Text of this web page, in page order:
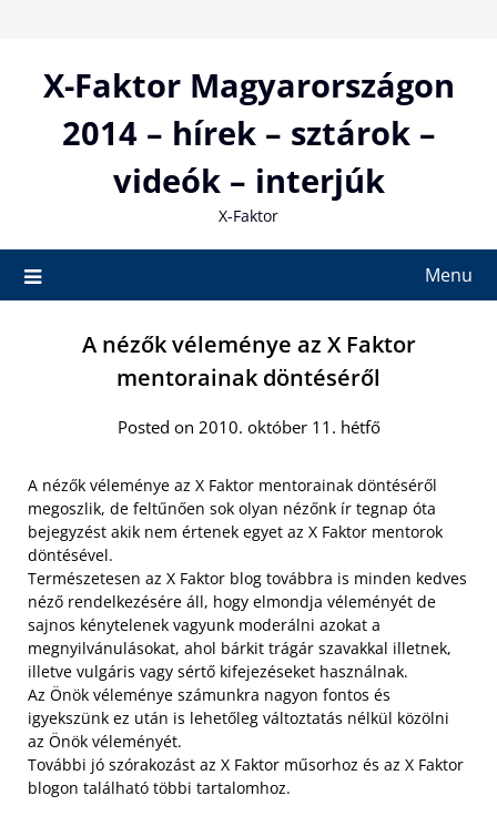
contentX-Faktor Magyarországon
2014 – hírek – sztárok –
videók – interjúk
X-Faktor
Menu
A nézők véleménye az X Faktor
mentorainak döntéséről
Posted on 2010. október 11. hétfő
A nézők véleménye az X Faktor mentorainak döntéséről
megoszlik, de feltűnően sok olyan nézőnk ír tegnap óta
bejegyzést akik nem értenek egyet az X Faktor mentorok
döntésével.
Természetesen az X Faktor blog továbbra is minden kedves
néző rendelkezésére áll, hogy elmondja véleményét de
sajnos kénytelenek vagyunk moderálni azokat a
megnyilvánulásokat, ahol bárkit trágár szavakkal illetnek,
illetve vulgáris vagy sértő kifejezéseket használnak.
Az Önök véleménye számunkra nagyon fontos és
igyekszünk ez után is lehetőleg változtatás nélkül közölni
az Önök véleményét.
További jó szórakozást az X Faktor műsorhoz és az X Faktor
blogon található többi tartalomhoz.